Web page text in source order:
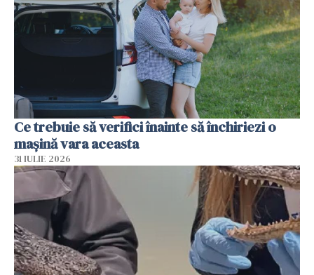
Ce trebuie să verifici înainte să închiriezi o
mașină vara aceasta
31 IULIE 2026